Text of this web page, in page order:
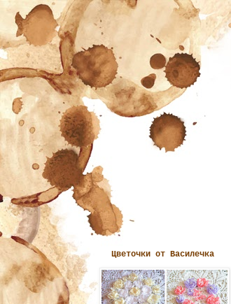
Цветочки от Василечка